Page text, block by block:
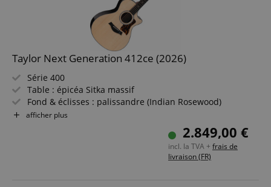
Taylor Next Generation 412ce (2026)
Série 400
Table : épicéa Sitka massif
Fond & éclisses : palissandre (Indian Rosewood)
Touche/Manche : ébène / acajou
Électronique : The Claria Acoustic Pickup System
afficher plus
2.849,00 €
incl. la TVA + frais de
livraison (FR)